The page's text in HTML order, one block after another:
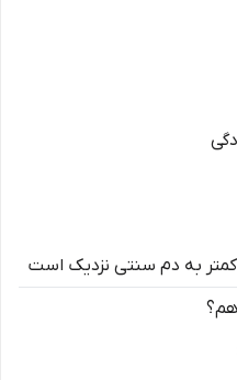
به دم سنتی نزدیک است
هم؟